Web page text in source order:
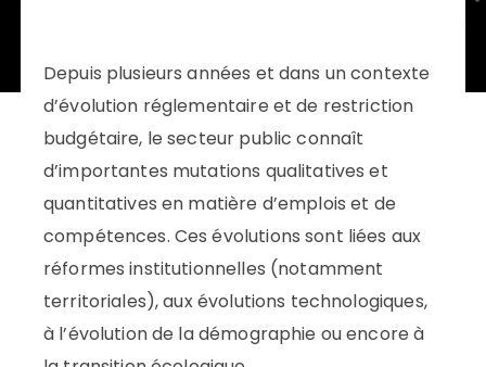
Depuis plusieurs années et dans un contexte
d’évolution réglementaire et de restriction
budgétaire, le secteur public connaît
d’importantes mutations qualitatives et
quantitatives en matière d’emplois et de
compétences. Ces évolutions sont liées aux
réformes institutionnelles (notamment
territoriales), aux évolutions technologiques,
à l’évolution de la démographie ou encore à